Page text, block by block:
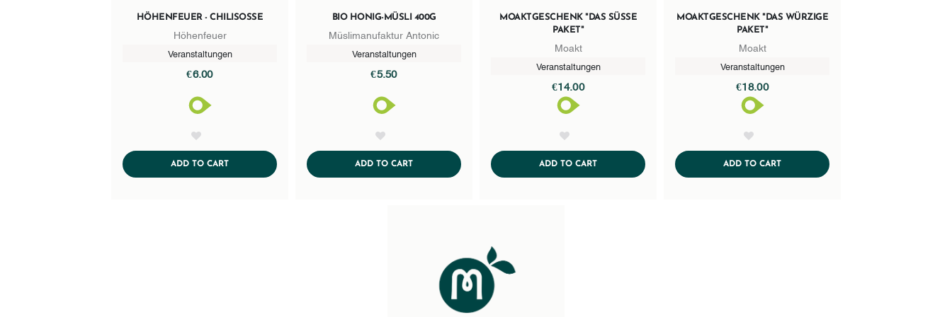
HÖHENFEUER - CHILISOSSE
Höhenfeuer
Veranstaltungen
€6.00
ADD TO CARTADDTOCART
BIO HONIG-MÜSLI 400G
Müslimanufaktur Antonic
Veranstaltungen
€5.50
ADD TO CARTADDTOCART
MOAKTGESCHENK "DAS SÜSSE P
AKET"
Moakt
Veranstaltungen
€14.00
ADD TO CARTADDTOCART
MOAKTGESCHENK "DAS WÜRZIGE
PAKET"
Moakt
Veranstaltungen
€18.00
ADD TO CARTADDTOCART